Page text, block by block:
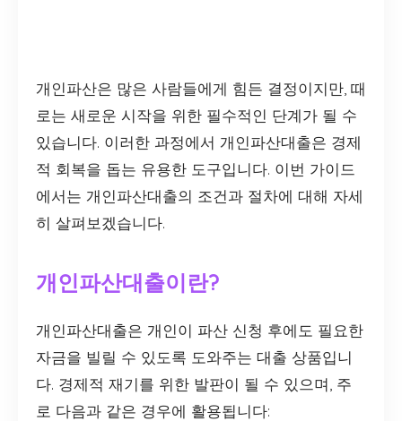
개인파산은 많은 사람들에게 힘든 결정이지만, 때
로는 새로운 시작을 위한 필수적인 단계가 될 수
있습니다. 이러한 과정에서 개인파산대출은 경제
적 회복을 돕는 유용한 도구입니다. 이번 가이드
에서는 개인파산대출의 조건과 절차에 대해 자세
히 살펴보겠습니다.
개인파산대출이란?
개인파산대출은 개인이 파산 신청 후에도 필요한
자금을 빌릴 수 있도록 도와주는 대출 상품입니
다. 경제적 재기를 위한 발판이 될 수 있으며, 주
로 다음과 같은 경우에 활용됩니다: